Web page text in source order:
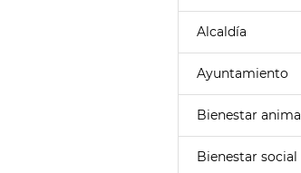
Alcaldía
Ayuntamiento
Bienestar animal
Bienestar social